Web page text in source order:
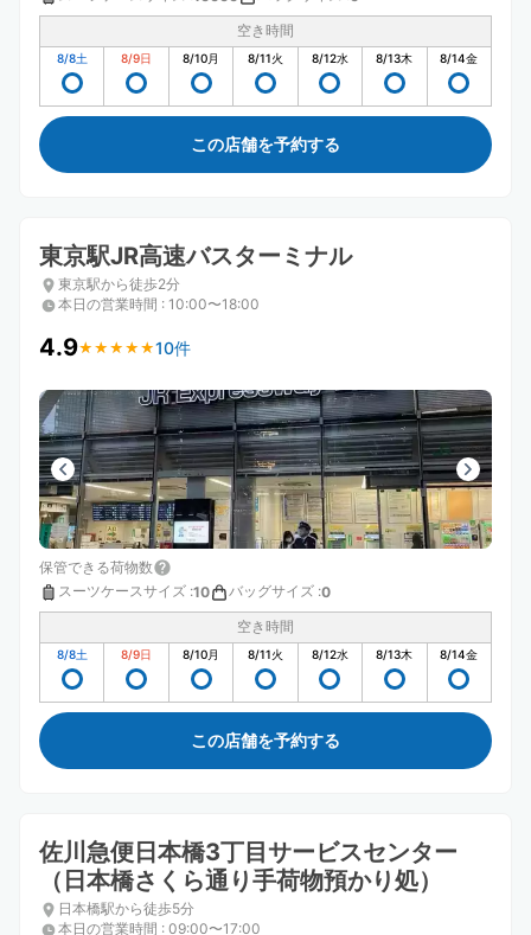
空き時間
8/8土 8/9日 8/10月 8/11火 8/12水 8/13木 8/14金
この店舗を予約する
東京駅JR高速バスターミナル
東京駅から徒歩2分
本日の営業時間 : 10:00〜18:00
4.9★ ★ ★ ★ ★
★ ★ ★ ★ ★10件
保管できる荷物数
スーツケースサイズ :10 バッグサイズ :0
空き時間
8/8土 8/9日 8/10月 8/11火 8/12水 8/13木 8/14金
この店舗を予約する
佐川急便日本橋3丁目サービスセンター
（日本橋さくら通り手荷物預かり処）
日本橋駅から徒歩5分
本日の営業時間 : 09:00〜17:00